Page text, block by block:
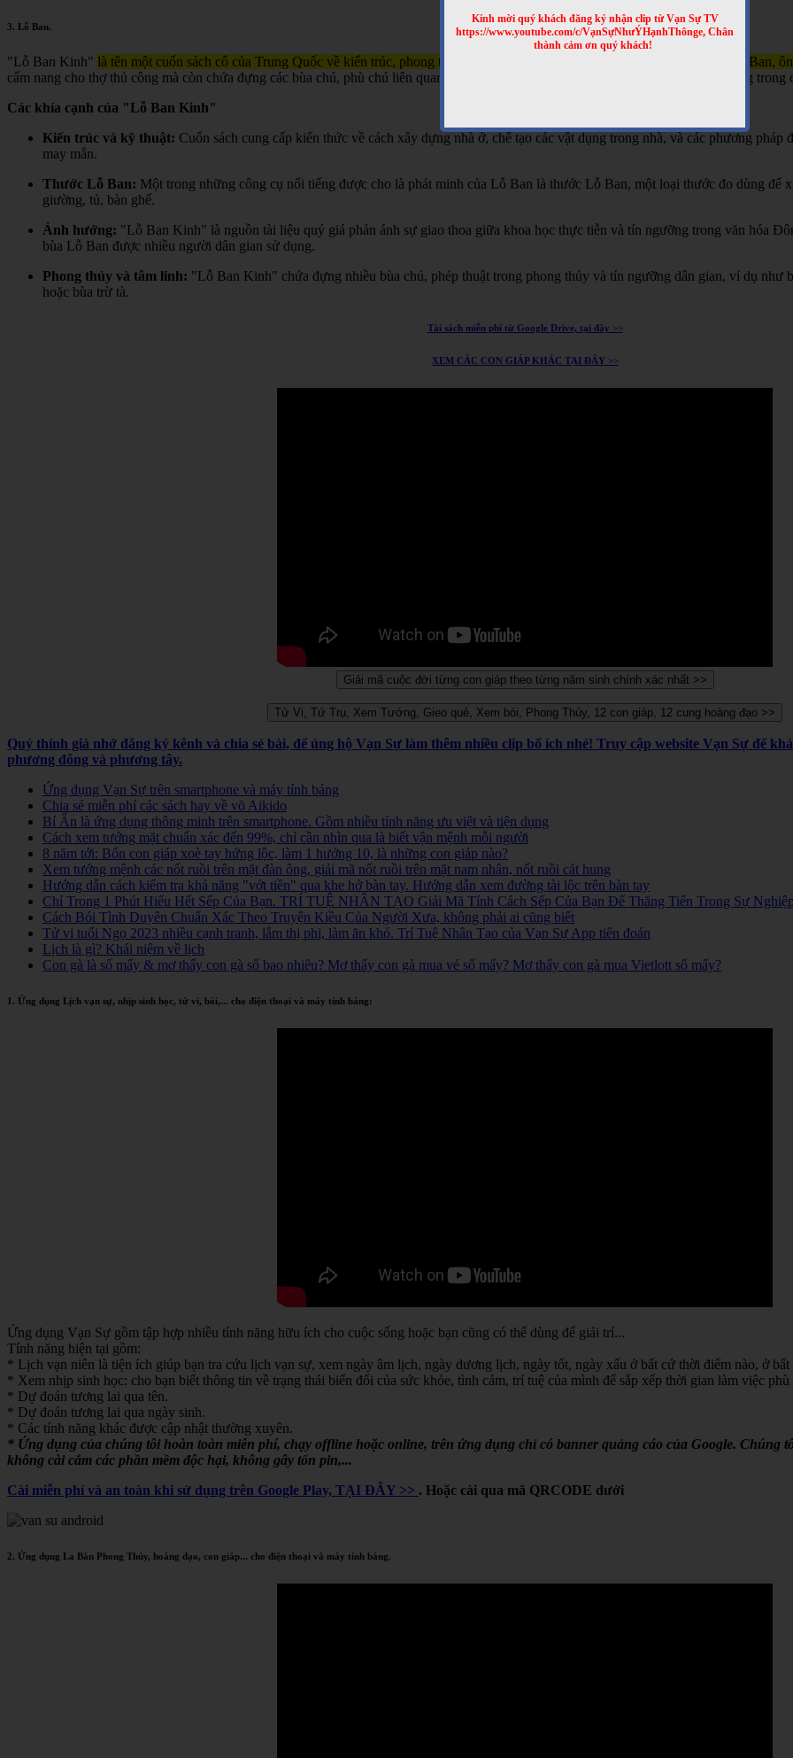
Kính mời quý khách đăng ký nhận clip từ Vạn Sự TV
https://www.youtube.com/c/VạnSựNhưÝHạnhThônge, Chân
thành cảm ơn quý khách!
3. Lỗ Ban.
"Lỗ Ban Kinh" là tên một cuốn sách cổ của Trung Quốc về kiến trúc, phong thủy và kỹ thuật xây dựng, gắn liền với tên tuổi của Lỗ Ban,
cẩm nang cho thợ thủ công mà còn chứa đựng các bùa chú, phù chú liên quan đến việc xây nhà, làm đồ đạc, và đôi khi được sử dụng
Các khía cạnh của "Lỗ Ban Kinh"
Kiến trúc và kỹ thuật: Cuốn sách cung cấp kiến thức về cách xây dựng nhà ở, chế tạo các vật dụng trong nhà, và các phương
may mắn.
Thước Lỗ Ban: Một trong những công cụ nổi tiếng được cho là phát minh của Lỗ Ban là thước Lỗ Ban, một loại thước đo dùng để
giường, tủ, bàn ghế.
Ảnh hưởng: "Lỗ Ban Kinh" là nguồn tài liệu quý giá phản ánh sự giao thoa giữa khoa học thực tiễn và tín ngưỡng trong văn hóa
bùa Lỗ Ban được nhiều người dân gian sử dụng.
Phong thủy và tâm linh: "Lỗ Ban Kinh" chứa đựng nhiều bùa chú, phép thuật trong phong thủy và tín ngưỡng dân gian, ví dụ như
hoặc bùa trừ tà.
Tải sách miễn phí từ Google Drive, tại đây >>
XEM CÁC CON GIÁP KHÁC TẠI ĐÂY >>
Quý thính giả nhớ đăng ký kênh và chia sẻ bài, để ủng hộ Vạn Sự làm thêm nhiều clip bổ ích nhé! Truy cập website Vạn Sự để
phương đông và phương tây.
Ứng dụng Vạn Sự trên smartphone và máy tính bảng
Chia sẻ miễn phí các sách hay về võ Aikido
Bí Ẩn là ứng dụng thông minh trên smartphone. Gồm nhiều tính năng ưu việt và tiện dụng
Cách xem tướng mặt chuẩn xác đến 99%, chỉ cần nhìn qua là biết vận mệnh mỗi người
8 năm tới: Bốn con giáp xoè tay hứng lộc, làm 1 hưởng 10, là những con giáp nào?
Xem tướng mệnh các nốt ruồi trên mặt đàn ông, giải mã nốt ruồi trên mặt nam nhân, nốt ruồi cát hung
Hướng dẫn cách kiểm tra khả năng "vớt tiền" qua khe hở bàn tay. Hướng dẫn xem đường tài lộc trên bàn tay
Chỉ Trong 1 Phút Hiểu Hết Sếp Của Bạn. TRÍ TUỆ NHÂN TẠO Giải Mã Tính Cách Sếp Của Bạn Để Thăng Tiến Trong Sự Nghiệp
Cách Bói Tình Duyên Chuẩn Xác Theo Truyện Kiều Của Người Xưa, không phải ai cũng biết
Tử vi tuổi Ngọ 2023 nhiều cạnh tranh, lắm thị phi, làm ăn khó. Trí Tuệ Nhân Tạo của Vạn Sự App tiên đoán
Lịch là gì? Khái niệm về lịch
Con gà là số mấy & mơ thấy con gà số bao nhiêu? Mơ thấy con gà mua vé số mấy? Mơ thấy con gà mua Vietlott số mấy?
1. Ứng dụng Lịch vạn sự, nhịp sinh học, tử vi, bói,... cho điện thoại và máy tính bảng:
Ứng dụng Vạn Sự gồm tập hợp nhiều tính năng hữu ích cho cuộc sống hoặc bạn cũng có thể dùng để giải trí...
Tính năng hiện tại gồm:
* Lịch vạn niên là tiện ích giúp bạn tra cứu lịch vạn sự, xem ngày âm lịch, ngày dương lịch, ngày tốt, ngày xấu ở bất cứ thời điểm nào, ở bất
* Xem nhịp sinh học: cho bạn biết thông tin về trạng thái biến đổi của sức khỏe, tình cảm, trí tuệ của mình để sắp xếp thời gian làm việc phù
* Dự đoán tương lai qua tên.
* Dự đoán tương lai qua ngày sinh.
* Các tính năng khác được cập nhật thường xuyên.
* Ứng dụng của chúng tôi hoàn toàn miễn phí, chạy offline hoặc online, trên ứng dụng chỉ có banner quảng cáo của Google. Chúng
không cài cắm các phần mềm độc hại, không gây tốn pin,...
Cài miễn phí và an toàn khi sử dụng trên Google Play, TẠI ĐÂY >> . Hoặc cài qua mã QRCODE dưới
2. Ứng dụng La Bàn Phong Thủy, hoàng đạo, con giáp... cho điện thoại và máy tính bảng.